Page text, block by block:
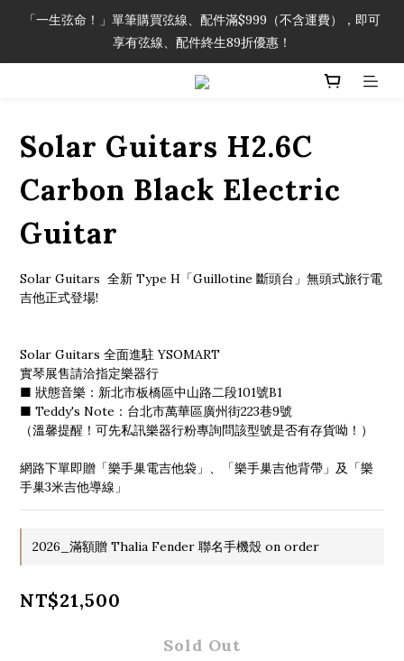
「一生弦命！」單筆購買弦線、配件滿$999（不含運費），即可
享有弦線、配件終生89折優惠！
「一生弦命！」單筆購買弦線、配件滿$999（不含運費），即可
享有弦線、配件終生89折優惠！
加入會員即領2000元購物金。 加入購物車查看更多折扣！
「一生弦命！」單筆購買弦線、配件滿$999（不含運費），即可
Solar Guitars H2.6C
Carbon Black Electric
Guitar
Solar Guitars  全新 Type H「Guillotine 斷頭台」無頭式旅行電
吉他正式登場!
Solar Guitars 全面進駐 YSOMART
實琴展售請洽指定樂器行
■ 狀態音樂：新北市板橋區中山路二段101號B1
■ Teddy's Note：台北市萬華區廣州街223巷9號
（溫馨提醒！可先私訊樂器行粉專詢問該型號是否有存貨呦！）
網路下單即贈「樂手巢電吉他袋」、「樂手巢吉他背帶」及「樂
手巢3米吉他導線」
2026_滿額贈 Thalia Fender 聯名手機殼 on order
NT$21,500
Sold Out